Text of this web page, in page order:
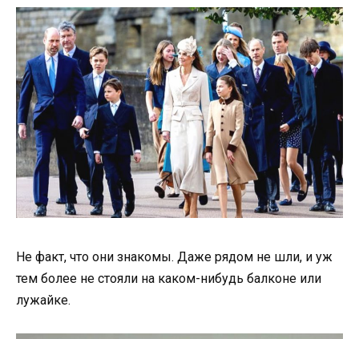
Не факт, что они знакомы. Даже рядом не шли, и уж
тем более не стояли на каком-нибудь балконе или
лужайке.